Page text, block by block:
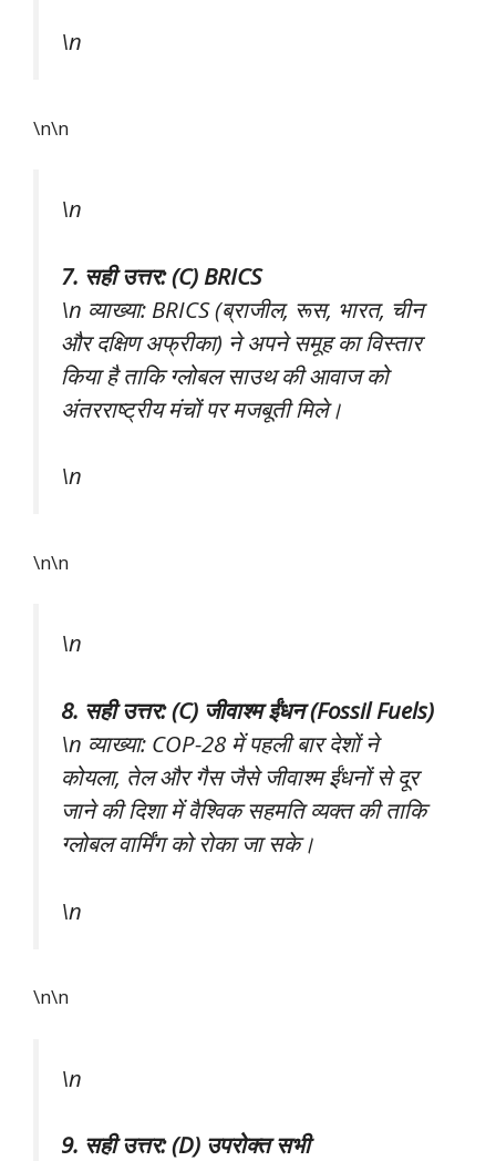
\n
\n\n
\n
7. सही उत्तर: (C) BRICS
\n व्याख्या: BRICS (ब्राजील, रूस, भारत, चीन
और दक्षिण अफ्रीका) ने अपने समूह का विस्तार
किया है ताकि ग्लोबल साउथ की आवाज को
अंतरराष्ट्रीय मंचों पर मजबूती मिले।
\n
\n\n
\n
8. सही उत्तर: (C) जीवाश्म ईंधन (Fossil Fuels)
\n व्याख्या: COP-28 में पहली बार देशों ने
कोयला, तेल और गैस जैसे जीवाश्म ईंधनों से दूर
जाने की दिशा में वैश्विक सहमति व्यक्त की ताकि
ग्लोबल वार्मिंग को रोका जा सके।
\n
\n\n
\n
9. सही उत्तर: (D) उपरोक्त सभी